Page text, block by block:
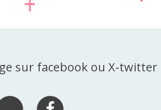
sur facebook ou X-twitter